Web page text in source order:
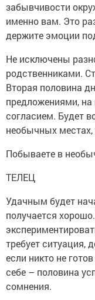
забывчивости
именно вам. Это
держите эмоции
Не исключены
родственниками.
Вторая половина
предложениями,
согласием. Будет
необычных местах,
Побываете в
ТЕЛЕЦ
Удачным будет
получается
требует ситуация,
если никто не
себе – половина
сомнения.